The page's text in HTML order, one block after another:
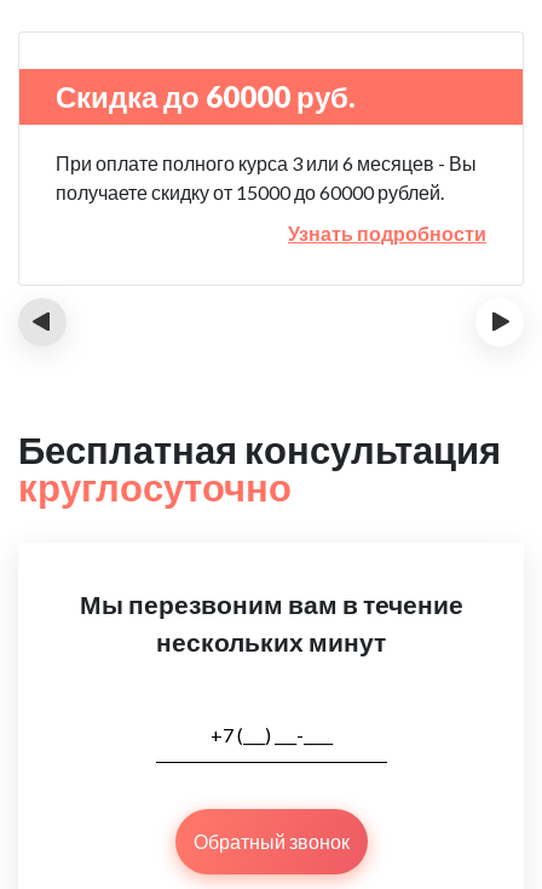
Скидка до 60000 руб.
При оплате полного курса 3 или 6 месяцев - Вы
получаете скидку от 15000 до 60000 рублей.
Узнать подробности
‹ ›
Бесплатная консультация
круглосуточно
Мы перезвоним вам в течение
нескольких минут
Обратный звонок